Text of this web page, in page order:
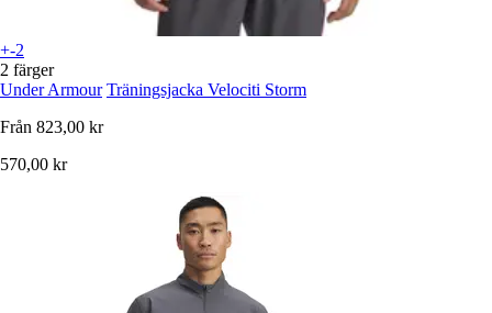
+-2
2 färger
Under Armour Träningsjacka Velociti Storm
Från 823,00 kr
570,00 kr